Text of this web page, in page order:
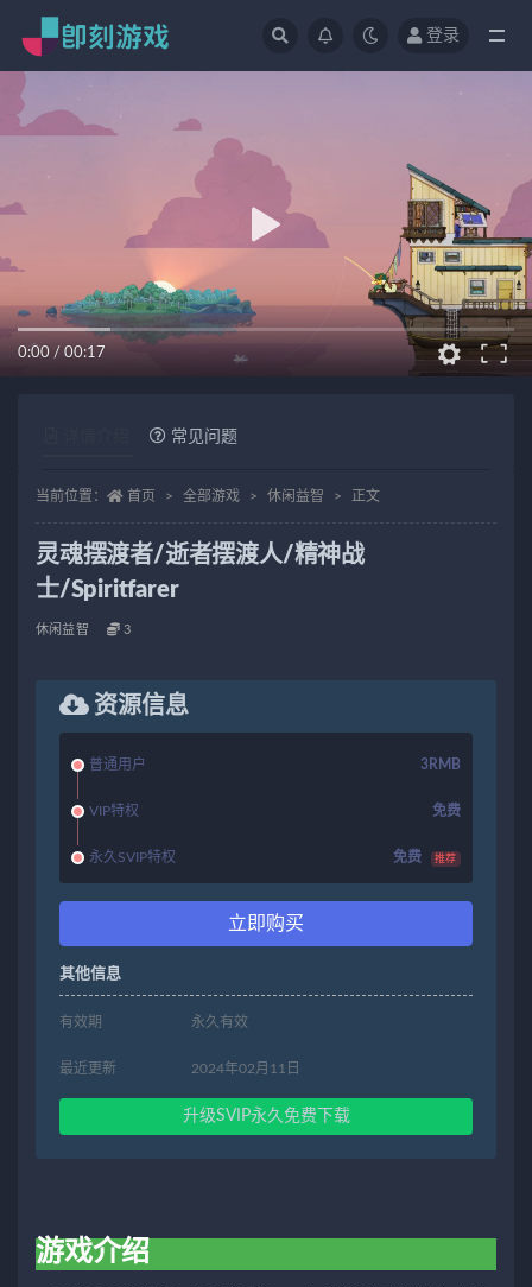
登录
0:00 / 00:17
常见问题
当前位置： 首页 全部游戏 休闲益智 正文
灵魂摆渡者/逝者摆渡人/精神战
士/Spiritfarer
休闲益智 3
资源信息
普通用户 3RMB
VIP特权 免费
永久SVIP特权 免费 推荐
立即购买
其他信息
有效期 永久有效
最近更新 2024年02月11日
升级SVIP永久免费下载
游戏介绍